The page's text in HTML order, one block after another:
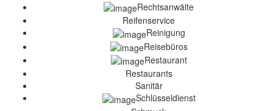
Rechtsanwälte
Reifenservice
Reinigung
Reisebüros
Restaurant
Restaurants
Sanitär
Schlüsseldienst